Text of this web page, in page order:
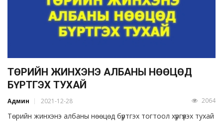
ТӨРИЙН ЖИНХЭНЭ АЛБАНЫ НӨӨЦӨД
БҮРТГЭХ ТУХАЙ
Админ 2021-12-28 2064
Төрийн жинхэнэ албаны нөөцөд бүртгэх тогтоол хүргүүлэх тухай